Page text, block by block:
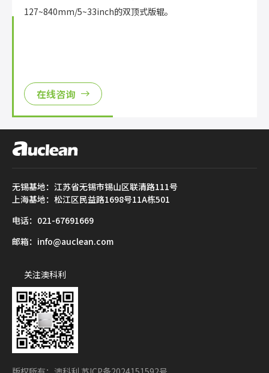
127~840mm/5~33inch的双顶式版辊。
在线咨询
无锡基地：江苏省无锡市锡山区联清路111号
上海基地：松江区民益路1698号11A栋501
电话：021-67691669
邮箱：info@auclean.com
关注澳科利